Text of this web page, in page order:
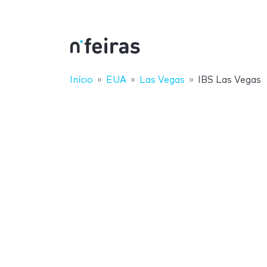
Início EUA Las Vegas IBS Las Vegas